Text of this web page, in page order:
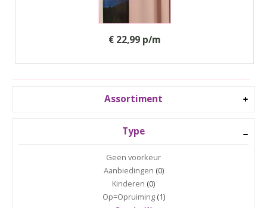
Assortiment
Type
Geen voorkeur
Aanbiedingen (0)
Kinderen (0)
Op=Opruiming(1)
€ 22,99 p/m